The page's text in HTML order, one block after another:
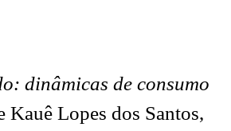
dinâmicas de consumo
Kauê Lopes dos Santos,